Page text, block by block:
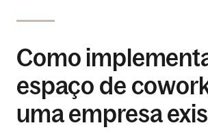
Como
espaço de
uma empresa